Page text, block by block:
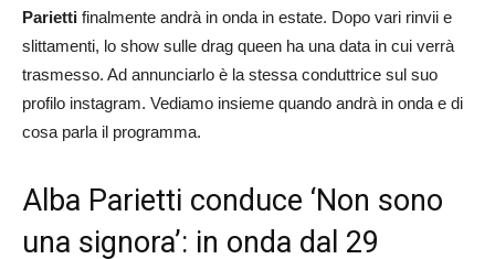
Parietti finalmente andrà in onda in estate. Dopo vari rinvii e
slittamenti, lo show sulle drag queen ha una data in cui verrà
trasmesso. Ad annunciarlo è la stessa conduttrice sul suo
profilo instagram. Vediamo insieme quando andrà in onda e di
cosa parla il programma.
Alba Parietti conduce ‘Non sono
una signora’: in onda dal 29